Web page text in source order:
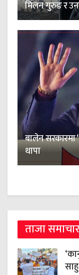
मिलन गुरुङ र
बालेन
थापा
ताजा